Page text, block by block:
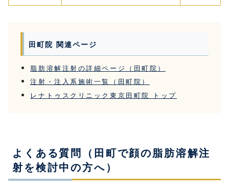
田町院 関連ページ
脂肪溶解注射の詳細ページ（田町院）
注射・注入系施術一覧（田町院）
レナトゥスクリニック東京田町院 トップ
よくある質問（田町で顔の脂肪溶解注
射を検討中の方へ）